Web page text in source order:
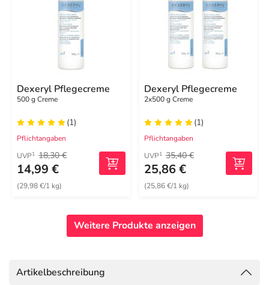
Dexeryl Pflegecreme
500 g Creme
(1)
Pflichtangaben
UVP1 18,30 €
14,99 €
(29,98 €/1 kg)
Dexeryl Pflegecreme
2x500 g Creme
(1)
Pflichtangaben
UVP1 35,40 €
25,86 €
(25,86 €/1 kg)
Weitere Produkte anzeigen
Artikelbeschreibung